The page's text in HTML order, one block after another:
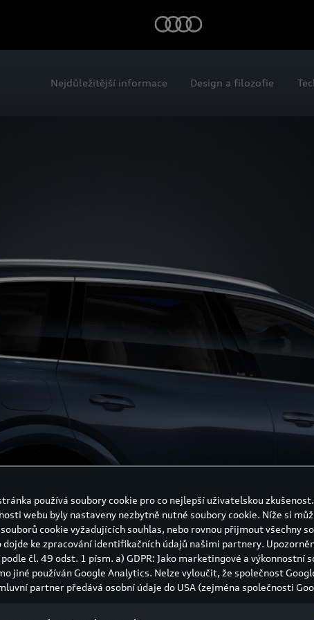
Nejdůležitější informace Design a filozofie
používá soubory cookie pro co nejlepší uživatelskou
webu byly nastaveny nezbytně nutné soubory cookie. Níže si
cookie vyžadujících souhlas, nebo rovnou přijmout všechny
dojde ke zpracování identifikačních údajů našimi partnery.
čl. 49 odst. 1 písm. a) GDPR: Jako marketingové a výkonnostní
jiné používán Google Analytics. Nelze vyloučit, že společnost
partner předává osobní údaje do USA (zejména společnosti
chybí rozhodnutí Evropské komise o odpovídající ochraně. Z toho pro